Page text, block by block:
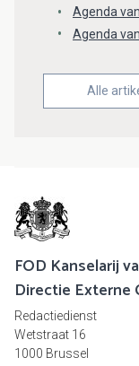
Agenda
Agenda
Alle
FOD Kanselarij
Directie Externe
Redactiedienst
Wetstraat 16
1000 Brussel